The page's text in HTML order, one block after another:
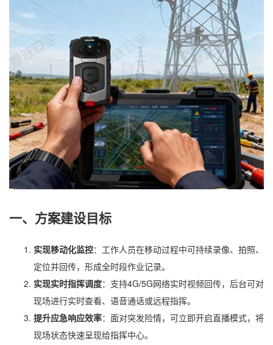
一、方案建设目标
实现移动化监控：工作人员在移动过程中可持续录像、拍照、
定位并回传，形成全时段作业记录。
实现实时指挥调度：支持4G/5G网络实时视频回传，后台可对
现场进行实时查看、语音通话或远程指挥。
提升应急响应效率：面对突发险情，可立即开启直播模式，将
现场状态快速呈现给指挥中心。